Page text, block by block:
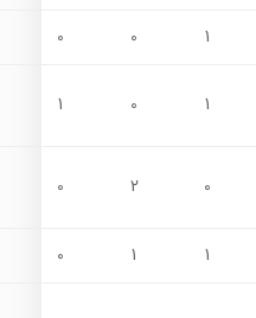
1
0
0
1
0
1
0
2
0
1
1
0